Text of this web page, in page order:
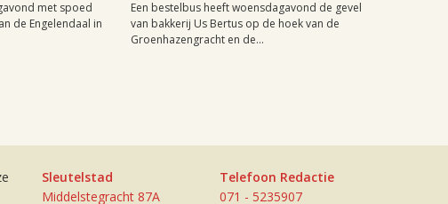
met spoed
de Engelendaal in
Een bestelbus heeft woensdagavond de gevel
van bakkerij Us Bertus op de hoek van de
Groenhazengracht en de...
Sleutelstad
Middelstegracht 87A
Telefoon Redactie
071 - 5235907